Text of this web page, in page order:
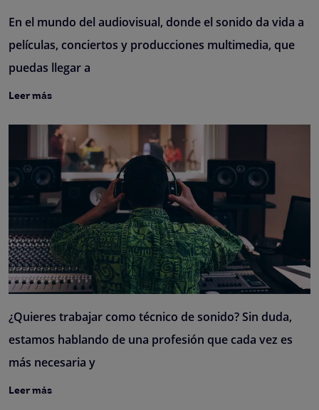
En el mundo del audiovisual, donde el sonido da vida a
películas, conciertos y producciones multimedia, que
puedas llegar a
Leer más
¿Quieres trabajar como técnico de sonido? Sin duda,
estamos hablando de una profesión que cada vez es
más necesaria y
Leer más